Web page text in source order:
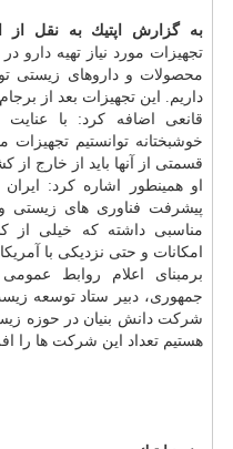
به گزارش اپتیك به نقل از
تجهیزات مورد نیاز تهیه دارو در
محصولات و داروهای زیستی
داریم. این تجهیزات بعد از
قانعی اضافه كرد: با
خوشبختانه توانستیم تجهیزات
قسمتی از آنها باید از خارج از
او همینطور اشاره كرد:
پیشرفت فناوری های
مناسبی داشته كه خیلی از
امكانات و حتی نزدیكی با
برمبنای اعلام روابط
شركت دانش بنیان در حوزه
هستیم تعداد این شركت ها را